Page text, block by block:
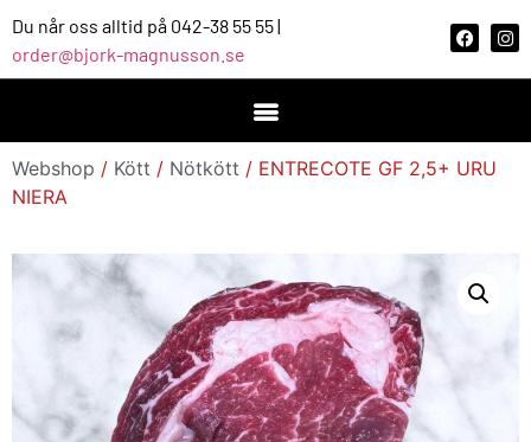
Du når oss alltid på 042-38 55 55 |
order@bjork-magnusson.se
Webshop / Kött / Nötkött / ENTRECOTE GF 2,5+ URU
NIERA